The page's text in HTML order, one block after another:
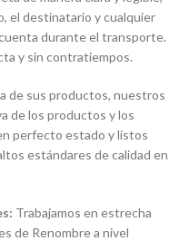
el destinatario y cualquier
durante el transporte.
y sin contratiempos.
de sus productos, nuestros
de los productos y los
perfecto estado y listos
estándares de calidad en
Trabajamos en estrecha
de Renombre a nivel